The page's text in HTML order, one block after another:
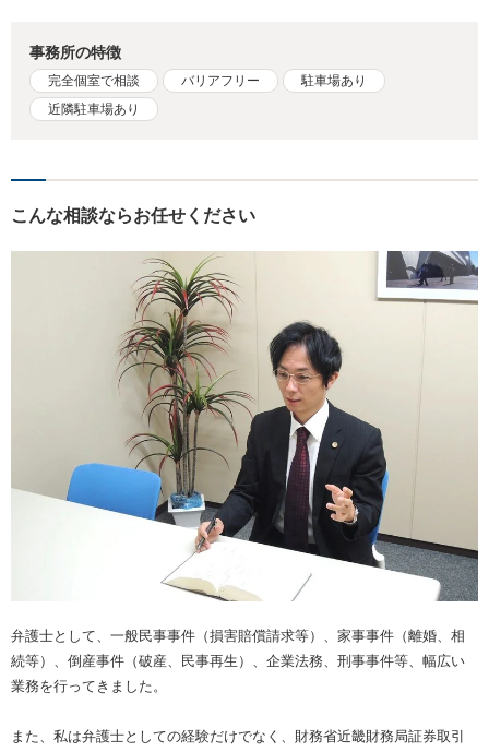
事務所の特徴
完全個室で相談 バリアフリー
駐車場あり
近隣駐車場あり
こんな相談ならお任せください
弁護士として、一般民事事件（損害賠償請求等）、家事事件（離婚、相
続等）、倒産事件（破産、民事再生）、企業法務、刑事事件等、幅広い
業務を行ってきました。
また、私は弁護士としての経験だけでなく、財務省近畿財務局証券取引